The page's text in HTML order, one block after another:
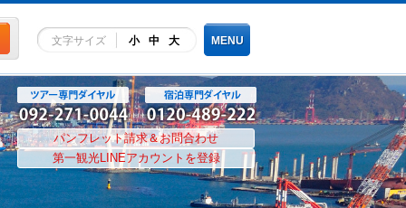
文字サイズ 小 中 大 MENU
パンフレット請求＆お問合わせ
第一観光LINEアカウントを登録